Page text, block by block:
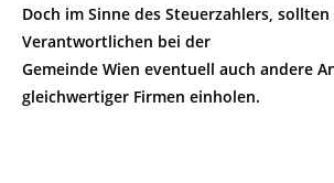
Doch im Sinne des Steuerzahlers,
Verantwortlichen bei der
Gemeinde Wien eventuell auch andere
gleichwertiger Firmen einholen.